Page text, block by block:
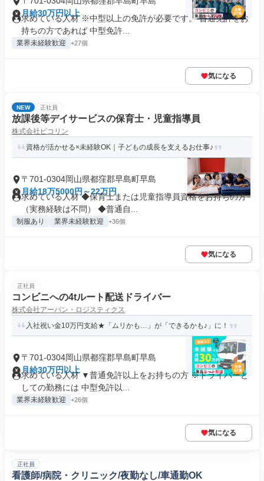
月給30万円以上
求めている人材 ※中型以上の免許が必要です。 普通免許をお
持ちの方であれば 中型免許...
業界未経験歓迎 +27個
気になる
NEW 正社員
放課後等デイサービスの保育士・児童指導員
株式会社ピコリン
資格が活かせる×未経験OK｜子どもの成長を支えるお仕事♪
〒701-0304岡山県都窪郡早島町早島
月給18万5000円～22万円
求めている人材 ◆保育士または児童指導員資格をお持ちの方
（実務経験は不問） ◆普通自...
制服あり 業界未経験歓迎 +36個
気になる
正社員
コンビニへの4tルート配送ドライバー
株式会社アーバン・ロジスティクス
入社祝い金10万円支給★「ムリかも…」が「できるかも♪」に！
〒701-0304岡山県都窪郡早島町早島
月給30万円以上
求めている人材 ▼普通免許以上をお持ちの方 ※ドライバーと
しての勤務には 中型免許以...
業界未経験歓迎 +26個
気になる
正社員
看護師/病院・クリニック/夜勤なし/車通勤OK